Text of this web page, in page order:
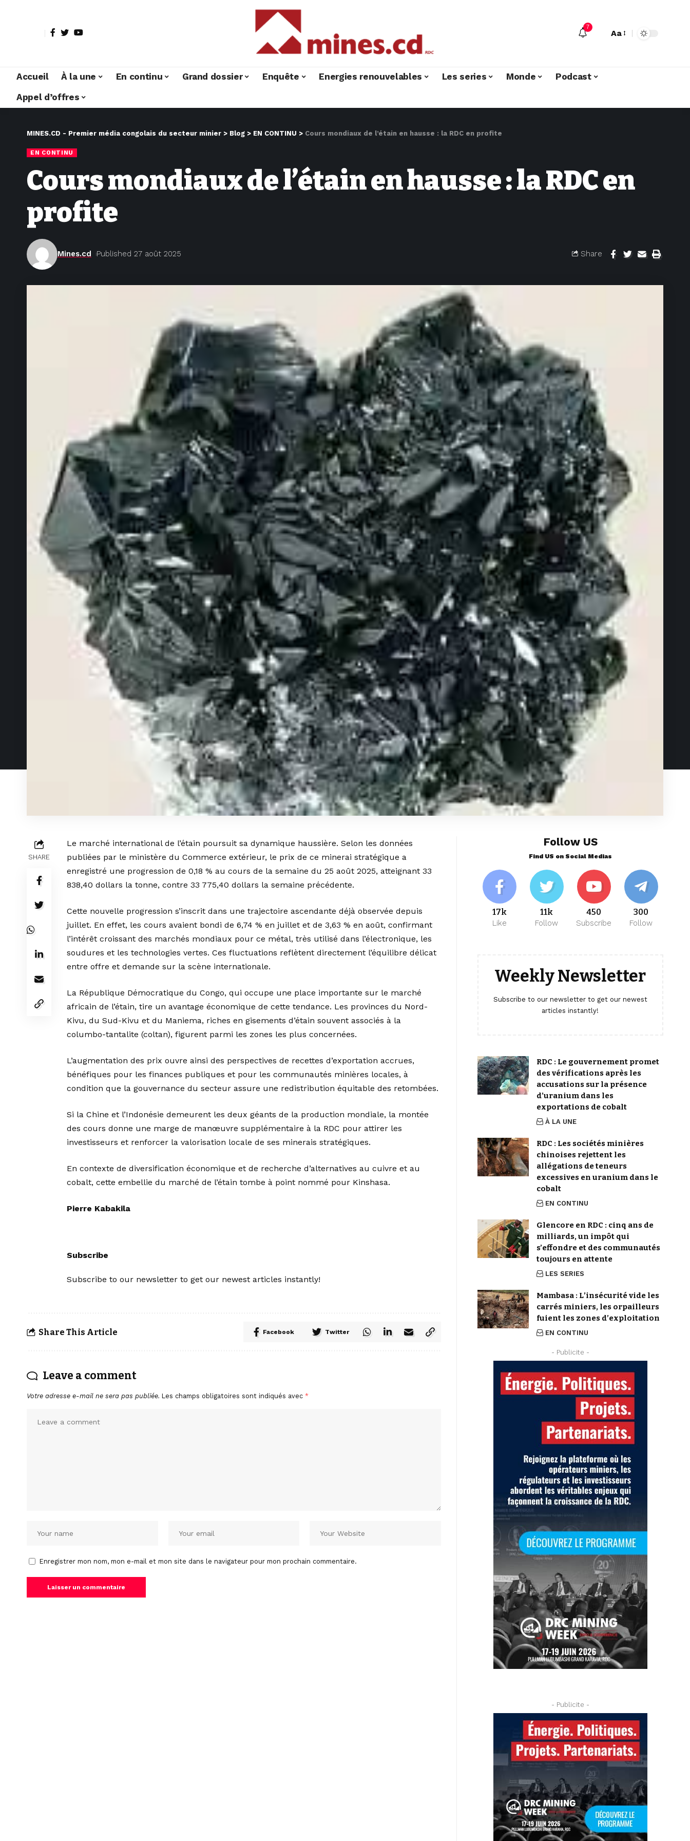
7
Aa
Accueil À la une En continu Grand dossier Enquête Energies renouvelables Les series Monde
Podcast
Appel d’offres
MINES.CD - Premier média congolais du secteur minier > Blog > EN CONTINU > Cours mondiaux de l’étain en hausse : la RDC en profite
EN CONTINU
Cours mondiaux de l’étain en hausse : la RDC en
profite
Mines.cd Published 27 août 2025 Share
SHARE
Le marché international de l’étain poursuit sa dynamique haussière. Selon les données
publiées par le ministère du Commerce extérieur, le prix de ce minerai stratégique a
enregistré une progression de 0,18 % au cours de la semaine du 25 août 2025, atteignant 33
838,40 dollars la tonne, contre 33 775,40 dollars la semaine précédente.
Cette nouvelle progression s’inscrit dans une trajectoire ascendante déjà observée depuis
juillet. En effet, les cours avaient bondi de 6,74 % en juillet et de 3,63 % en août, confirmant
l’intérêt croissant des marchés mondiaux pour ce métal, très utilisé dans l’électronique, les
soudures et les technologies vertes. Ces fluctuations reflètent directement l’équilibre délicat
entre offre et demande sur la scène internationale.
La République Démocratique du Congo, qui occupe une place importante sur le marché
africain de l’étain, tire un avantage économique de cette tendance. Les provinces du Nord-
Kivu, du Sud-Kivu et du Maniema, riches en gisements d’étain souvent associés à la
columbo-tantalite (coltan), figurent parmi les zones les plus concernées.
L’augmentation des prix ouvre ainsi des perspectives de recettes d’exportation accrues,
bénéfiques pour les finances publiques et pour les communautés minières locales, à
condition que la gouvernance du secteur assure une redistribution équitable des retombées.
Si la Chine et l’Indonésie demeurent les deux géants de la production mondiale, la montée
des cours donne une marge de manœuvre supplémentaire à la RDC pour attirer les
investisseurs et renforcer la valorisation locale de ses minerais stratégiques.
En contexte de diversification économique et de recherche d’alternatives au cuivre et au
cobalt, cette embellie du marché de l’étain tombe à point nommé pour Kinshasa.
Pierre Kabakila
Subscribe
Subscribe to our newsletter to get our newest articles instantly!
Share This Article Facebook Twitter
Leave a comment
Votre adresse e-mail ne sera pas publiée. Les champs obligatoires sont indiqués avec *
Enregistrer mon nom, mon e-mail et mon site dans le navigateur pour mon prochain commentaire.
Follow US
Find US on Social Medias
17k
Like
11k
Follow
450
Subscribe
300
Follow
Weekly Newsletter
Subscribe to our newsletter to get our newest
articles instantly!
RDC : Le gouvernement promet
des vérifications après les
accusations sur la présence
d’uranium dans les
exportations de cobalt
À LA UNE
RDC : Les sociétés minières
chinoises rejettent les
allégations de teneurs
excessives en uranium dans le
cobalt
EN CONTINU
Glencore en RDC : cinq ans de
milliards, un impôt qui
s’effondre et des communautés
toujours en attente
LES SERIES
Mambasa : L’insécurité vide les
carrés miniers, les orpailleurs
fuient les zones d’exploitation
EN CONTINU
- Publicite -
- Publicite -